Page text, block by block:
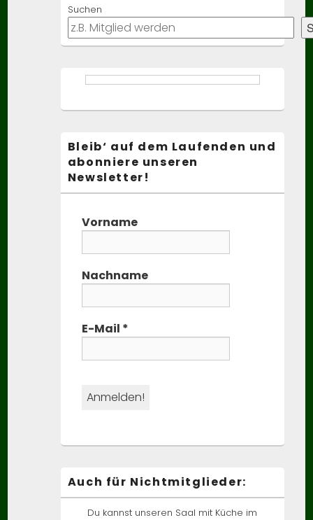
Sidebar
Widget
Area
Suchen
Bleib‘ auf dem Laufenden und
abonniere unseren
Newsletter!
Vorname
Nachname
E-Mail *
Auch für Nichtmitglieder:
Du kannst unseren Saal mit Küche im